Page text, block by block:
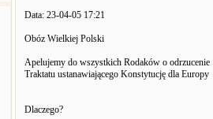
Data: 23-04-05 17:21
Obóz Wielkiej Polski
Apelujemy do wszystkich Rodaków o odrzucenie
Traktatu ustanawiającego Konstytucję dla Europy
Dlaczego?